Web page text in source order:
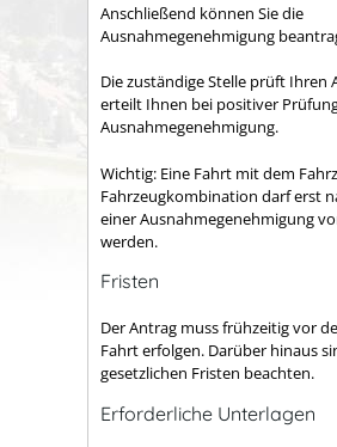
Anschließend können Sie die
Ausnahmegenehmigung
Die zuständige Stelle prüft Ihren
erteilt Ihnen bei positiver
Ausnahmegenehmigung.
Wichtig: Eine Fahrt mit dem
Fahrzeugkombination darf erst
einer Ausnahmegenehmigung
werden.
Fristen
Der Antrag muss frühzeitig vor
Fahrt erfolgen. Darüber hinaus
gesetzlichen Fristen beachten.
Erforderliche Unterlagen